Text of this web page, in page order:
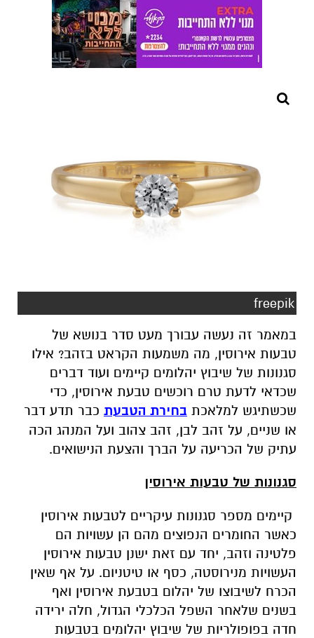
freepik
במאמר זה נעשה עבורך מעט סדר בנושא של
טבעות אירוסין, מה משמעות הקראט בזהב? אילו
סגנונות של שיבוץ יהלומים קיימים ועוד דברים
שכדאי לדעת טרם רוכשים טבעת אירוסין, כדי
שכשתיגש למלאכת בחירת הטבעת כבר תדע דבר
או שניים, על זהב לבן, זהב צהוב ועל המנהג הכה
עתיק של הכריעה על הברך והצעת הנישואים.
סגנונות של טבעות אירוסין
קיימים מספר סגנונות עיקריים לטבעות אירוסין
כאשר החומרים הנפוצים מהם הן עשויות הם
פלטינה וזהב, יחד עם זאת ישנן טבעות אירוסין
העשויות מנירוסטה, כסף או טיטניום. על אף שאין
הכרח לשיבוצו של יהלום בטבעת אירוסין ואף
בשנים שלאחר השפל הכלכלי הגדול, חלה ירידה
חדה בפופולריות של שיבוץ יהלומים בטבעות